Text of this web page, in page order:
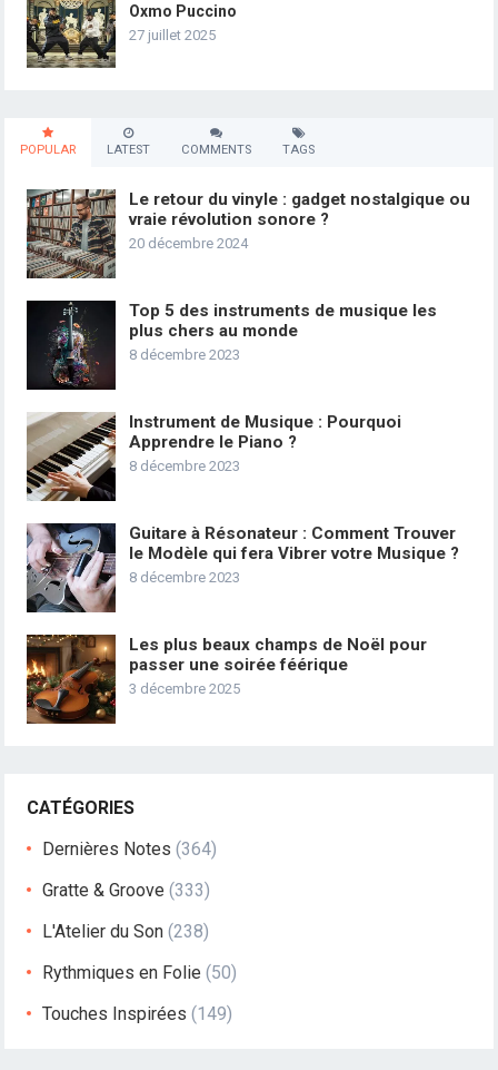
Oxmo Puccino
27 juillet 2025
POPULAR LATEST COMMENTS TAGS
Le retour du vinyle : gadget nostalgique ou
vraie révolution sonore ?
20 décembre 2024
Top 5 des instruments de musique les
plus chers au monde
8 décembre 2023
Instrument de Musique : Pourquoi
Apprendre le Piano ?
8 décembre 2023
Guitare à Résonateur : Comment Trouver
le Modèle qui fera Vibrer votre Musique ?
8 décembre 2023
Les plus beaux champs de Noël pour
passer une soirée féérique
3 décembre 2025
CATÉGORIES
Dernières Notes (364)
Gratte & Groove (333)
L'Atelier du Son (238)
Rythmiques en Folie (50)
Touches Inspirées (149)